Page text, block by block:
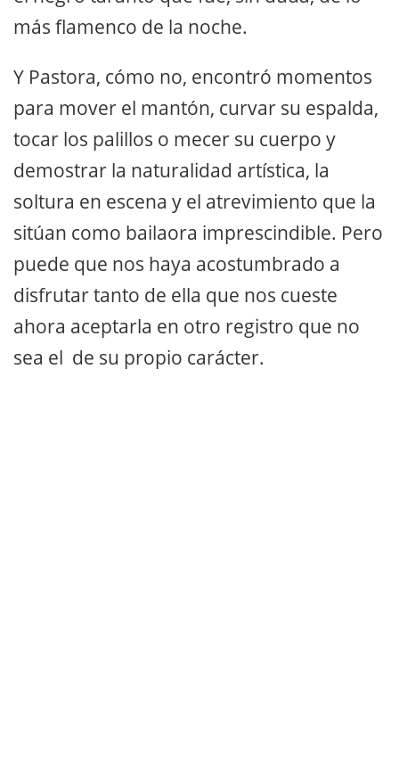
más flamenco de la noche.
Y Pastora, cómo no, encontró momentos
para mover el mantón, curvar su espalda,
tocar los palillos o mecer su cuerpo y
demostrar la naturalidad artística, la
soltura en escena y el atrevimiento que la
sitúan como bailaora imprescindible. Pero
puede que nos haya acostumbrado a
disfrutar tanto de ella que nos cueste
ahora aceptarla en otro registro que no
sea el de su propio carácter.